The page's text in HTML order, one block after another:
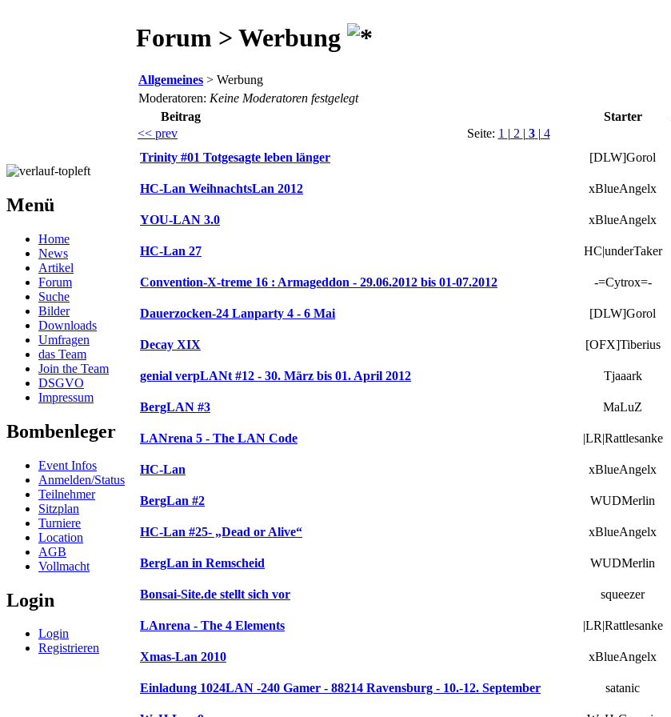
Menü
Home
News
Artikel
Forum
Suche
Bilder
Downloads
Umfragen
das Team
Join the Team
DSGVO
Impressum
Bombenleger
Event Infos
Anmelden/Status
Teilnehmer
Sitzplan
Turniere
Location
AGB
Vollmacht
Login
Login
Registrieren
Forum > Werbung
Allgemeines > Werbung
Moderatoren: Keine Moderatoren festgelegt
Beitrag
Starter
<< prev
Seite: 1 | 2 | 3 | 4
Trinity #01 Totgesagte leben länger
[DLW]Gorol
HC-Lan WeihnachtsLan 2012
xBlueAngelx
YOU-LAN 3.0
xBlueAngelx
HC-Lan 27
HC|underTaker
Convention-X-treme 16 : Armageddon - 29.06.2012 bis 01-07.2012
-=Cytrox=-
Dauerzocken-24 Lanparty 4 - 6 Mai
[DLW]Gorol
Decay XIX
[OFX]Tiberius
genial verpLANt #12 - 30. März bis 01. April 2012
Tjaaark
BergLAN #3
MaLuZ
LANrena 5 - The LAN Code
|LR|Rattlesanke
HC-Lan
xBlueAngelx
BergLan #2
WUDMerlin
HC-Lan #25- „Dead or Alive“
xBlueAngelx
BergLan in Remscheid
WUDMerlin
Bonsai-Site.de stellt sich vor
squeezer
LAnrena - The 4 Elements
|LR|Rattlesanke
Xmas-Lan 2010
xBlueAngelx
Einladung 1024LAN -240 Gamer - 88214 Ravensburg - 10.-12. September
satanic